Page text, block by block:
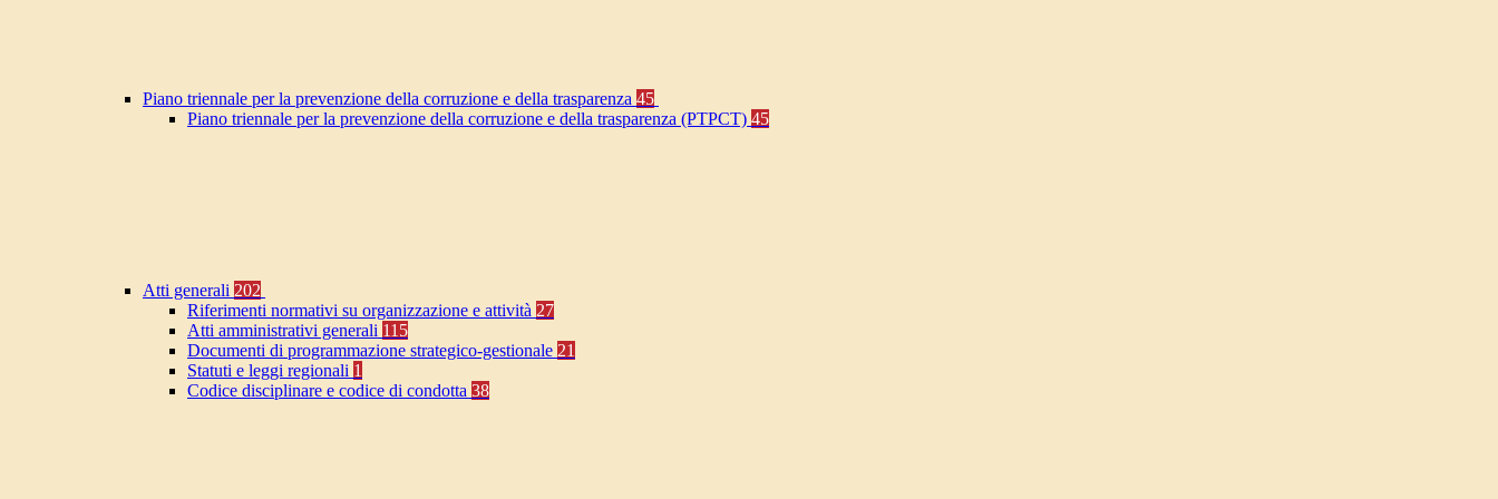
Piano triennale per la prevenzione della corruzione e della trasparenza 45
Piano triennale per la prevenzione della corruzione e della trasparenza (PTPCT) 45
Atti generali 202
Riferimenti normativi su organizzazione e attività 27
Atti amministrativi generali 115
Documenti di programmazione strategico-gestionale 21
Statuti e leggi regionali 1
Codice disciplinare e codice di condotta 38